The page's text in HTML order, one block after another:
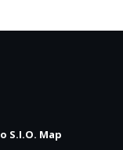
S.I.O. Map